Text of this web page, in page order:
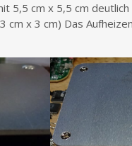
5,5 cm x 5,5 cm
cm x 3 cm) Das